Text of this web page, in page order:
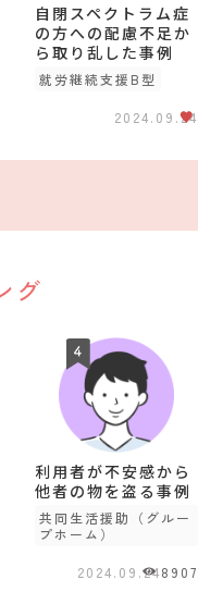
自閉スペクトラム症
の方への配慮不足か
ら取り乱した事例
就労継続支援B型
2024.09.24
グ
利用者が不安感から
他者の物を盗る事例
共同生活援助（グルー
プホーム）
2024.09.248907